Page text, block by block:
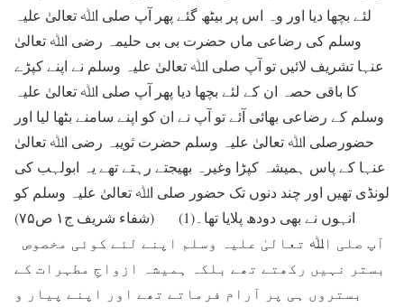
لئے بچھا دیا اور وہ اس پر بیٹھ گئے پھر آپ صلی اﷲ تعالیٰ علیہ
وسلم کی رضاعی ماں حضرت بی بی حلیمہ رضی اﷲ تعالیٰ
عنہا تشریف لائیں تو آپ صلی اﷲ تعالیٰ علیہ وسلم نے اپنے کپڑے
کا باقی حصہ ان کے لئے بچھا دیا پھر آپ صلی اﷲ تعالیٰ علیہ
وسلم کے رضاعی بھائی آئے تو آپ نے ان کو اپنے سامنے بٹھا لیا اور
حضورصلی اﷲ تعالیٰ علیہ وسلم حضرت ثویبہ رضی اﷲ تعالیٰ
عنہا کے پاس ہمیشہ کپڑا وغیرہ بھیجتے رہتے تھے یہ ابولہب کی
لونڈی تھیں اور چند دنوں تک حضور صلی اﷲ تعالیٰ علیہ وسلم کو
انہوں نے بھی دودھ پلایا تھا۔(1) (شفاء شریف ج۱ ص۷۵)
بستر نہیں رکھتے تھے بلکہ ہمیشہ ازواجِ مطہرات کے
بستروں ہی پر آرام فرماتے تھے اور اپنے پیار و